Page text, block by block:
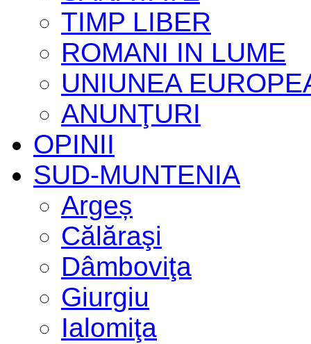
TIMP LIBER
ROMANI IN LUME
UNIUNEA
ANUNŢURI
OPINII
SUD-MUNTENIA
Argeș
Călăraşi
Dâmboviţa
Giurgiu
Ialomiţa